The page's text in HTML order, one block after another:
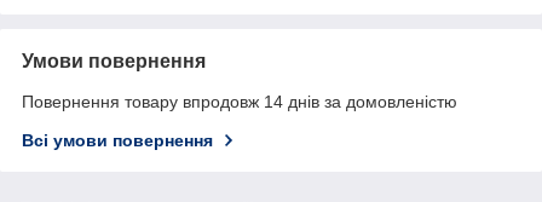
Умови повернення
Повернення товару впродовж 14 днів за домовленістю
Всі умови повернення